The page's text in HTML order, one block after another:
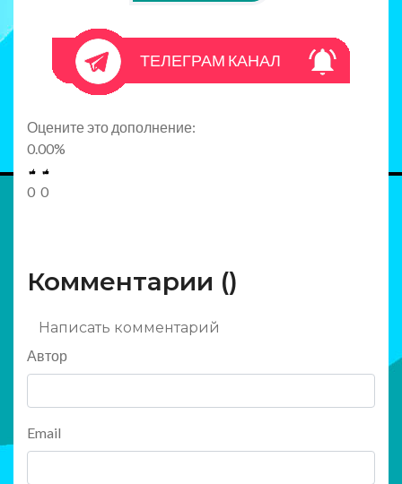
ТЕЛЕГРАМ КАНАЛ
Оцените это дополнение:
0.00%
0 0
Комментарии ()
Написать комментарий
Автор
Email